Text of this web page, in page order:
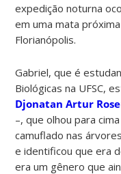
expedição noturna
em uma mata
Florianópolis.
Gabriel, que é
Biológicas na UFSC,
Djonatan Artur
–, que olhou para
camuflado nas
e identificou que era
era um gênero que